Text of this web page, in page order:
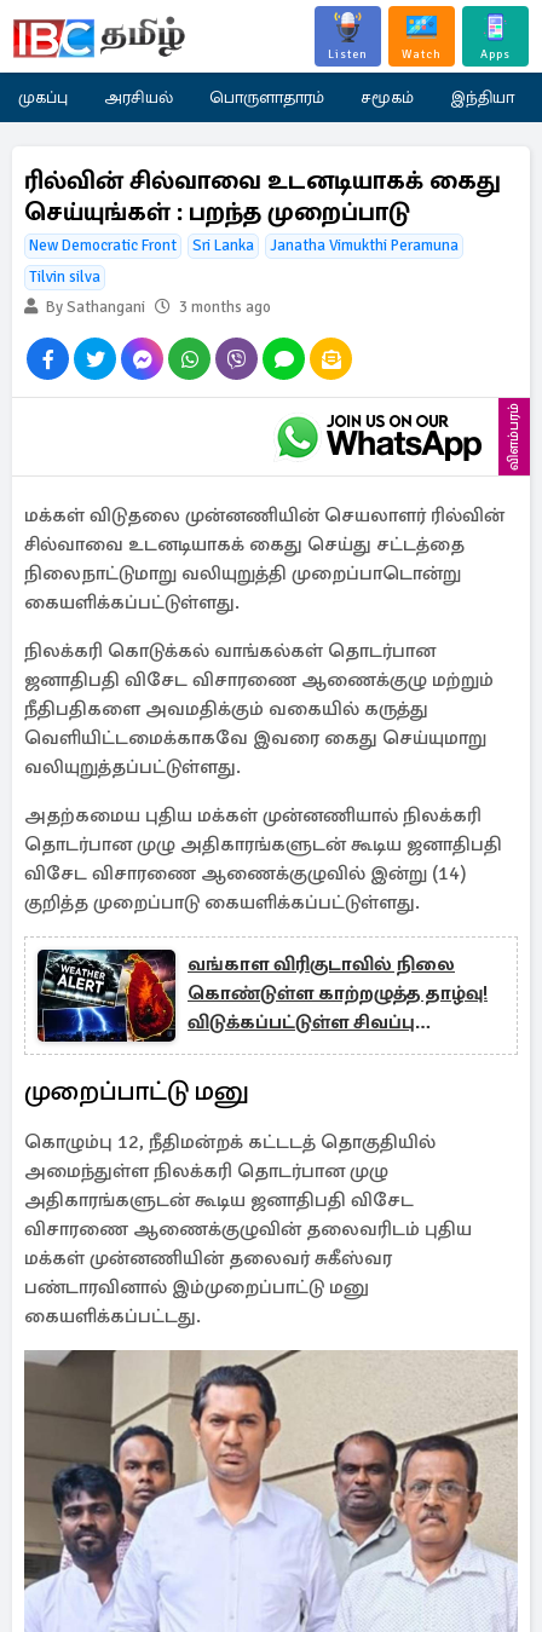
Listen Watch Apps
முகப்பு அரசியல் பொருளாதாரம் சமூகம் இந்தியா
ரில்வின் சில்வாவை உடனடியாகக் கைது
செய்யுங்கள் : பறந்த முறைப்பாடு
New Democratic Front Sri Lanka
Janatha Vimukthi Peramuna
Tilvin silva
By Sathangani
3 months ago
விளம்பரம்
மக்கள் விடுதலை முன்னணியின் செயலாளர் ரில்வின்
சில்வாவை உடனடியாகக் கைது செய்து சட்டத்தை
நிலைநாட்டுமாறு வலியுறுத்தி முறைப்பாடொன்று
கையளிக்கப்பட்டுள்ளது.
நிலக்கரி கொடுக்கல் வாங்கல்கள் தொடர்பான
ஜனாதிபதி விசேட விசாரணை ஆணைக்குழு மற்றும்
நீதிபதிகளை அவமதிக்கும் வகையில் கருத்து
வெளியிட்டமைக்காகவே இவரை கைது செய்யுமாறு
வலியுறுத்தப்பட்டுள்ளது.
அதற்கமைய புதிய மக்கள் முன்னணியால் நிலக்கரி
தொடர்பான முழு அதிகாரங்களுடன் கூடிய ஜனாதிபதி
விசேட விசாரணை ஆணைக்குழுவில் இன்று (14)
குறித்த முறைப்பாடு கையளிக்கப்பட்டுள்ளது.
வங்காள விரிகுடாவில் நிலை
கொண்டுள்ள காற்றழுத்த தாழ்வு!
விடுக்கப்பட்டுள்ள சிவப்பு
எச்சரிக்கை
முறைப்பாட்டு மனு
கொழும்பு 12, நீதிமன்றக் கட்டடத் தொகுதியில்
அமைந்துள்ள நிலக்கரி தொடர்பான முழு
அதிகாரங்களுடன் கூடிய ஜனாதிபதி விசேட
விசாரணை ஆணைக்குழுவின் தலைவரிடம் புதிய
மக்கள் முன்னணியின் தலைவர் சுகீஸ்வர
பண்டாரவினால் இம்முறைப்பாட்டு மனு
கையளிக்கப்பட்டது.